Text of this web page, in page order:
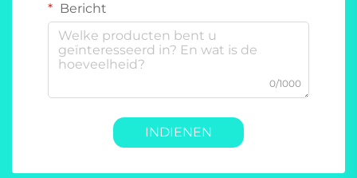
Bericht
0/1000
INDIENEN